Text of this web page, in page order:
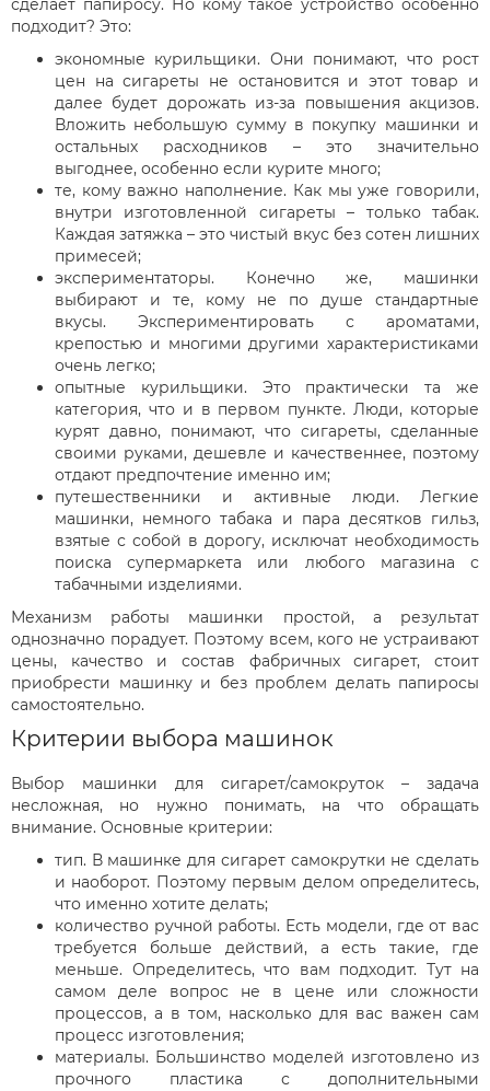
подходит? Это:
экономные курильщики. Они понимают, что рост
цен на сигареты не остановится и этот товар и
далее будет дорожать из-за повышения акцизов.
Вложить небольшую сумму в покупку машинки и
остальных расходников – это значительно
выгоднее, особенно если курите много;
те, кому важно наполнение. Как мы уже говорили,
внутри изготовленной сигареты – только табак.
Каждая затяжка – это чистый вкус без сотен лишних
примесей;
экспериментаторы. Конечно же, машинки
выбирают и те, кому не по душе стандартные
вкусы. Экспериментировать с ароматами,
крепостью и многими другими характеристиками
очень легко;
опытные курильщики. Это практически та же
категория, что и в первом пункте. Люди, которые
курят давно, понимают, что сигареты, сделанные
своими руками, дешевле и качественнее, поэтому
отдают предпочтение именно им;
путешественники и активные люди. Легкие
машинки, немного табака и пара десятков гильз,
взятые с собой в дорогу, исключат необходимость
поиска супермаркета или любого магазина с
табачными изделиями.
Механизм работы машинки простой, а результат
однозначно порадует. Поэтому всем, кого не устраивают
цены, качество и состав фабричных сигарет, стоит
приобрести машинку и без проблем делать папиросы
самостоятельно.
Критерии выбора машинок
Выбор машинки для сигарет/самокруток – задача
несложная, но нужно понимать, на что обращать
внимание. Основные критерии:
тип. В машинке для сигарет самокрутки не сделать
и наоборот. Поэтому первым делом определитесь,
что именно хотите делать;
количество ручной работы. Есть модели, где от вас
требуется больше действий, а есть такие, где
меньше. Определитесь, что вам подходит. Тут на
самом деле вопрос не в цене или сложности
процессов, а в том, насколько для вас важен сам
процесс изготовления;
материалы. Большинство моделей изготовлено из
прочного пластика с дополнительными